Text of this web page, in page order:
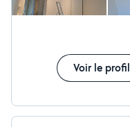
Voir le profil